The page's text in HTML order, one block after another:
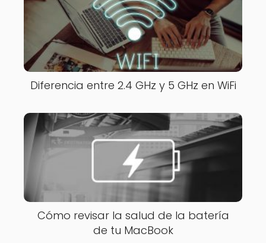
Diferencia entre 2.4 GHz y 5 GHz en WiFi
Cómo revisar la salud de la batería
de tu MacBook